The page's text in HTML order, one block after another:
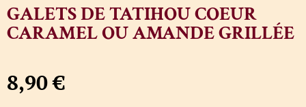
GALETS DE TATIHOU COEUR
CARAMEL OU AMANDE GRILLÉE
8,90€